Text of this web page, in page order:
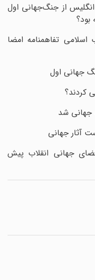
از جنگ‌جهانی اول
تفاهمنامه امضا
اول
شد
جهانی
جهانی انقلاب پیش